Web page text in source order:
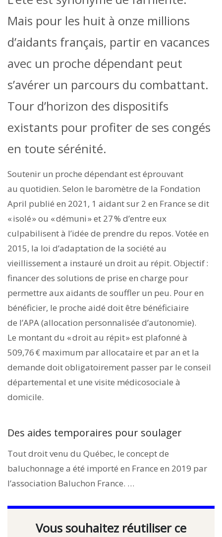
Mais pour les huit à onze millions
d’aidants français, partir en vacances
avec un proche dépendant peut
s’avérer un parcours du combattant.
Tour d’horizon des dispositifs
existants pour profiter de ses congés
en toute sérénité.
Soutenir un proche dépendant est éprouvant
au quotidien. Selon le baromètre de la Fondation
April publié en 2021, 1 aidant sur 2 en France se dit
« isolé » ou « démuni » et 27 % d’entre eux
culpabilisent à l’idée de prendre du repos. Votée en
2015, la loi d’adaptation de la société au
vieillissement a instauré un droit au répit. Objectif :
financer des solutions de prise en charge pour
permettre aux aidants de souffler un peu. Pour en
bénéficier, le proche aidé doit être bénéficiaire
de l’APA (allocation personnalisée d’autonomie).
Le montant du « droit au répit » est plafonné à
509,76 € maximum par allocataire et par an et la
demande doit obligatoirement passer par le conseil
départemental et une visite médicosociale à
domicile.
Des aides temporaires pour soulager
Tout droit venu du Québec, le concept de
baluchonnage a été importé en France en 2019 par
l’association Baluchon France. …
Vous souhaitez réutiliser ce